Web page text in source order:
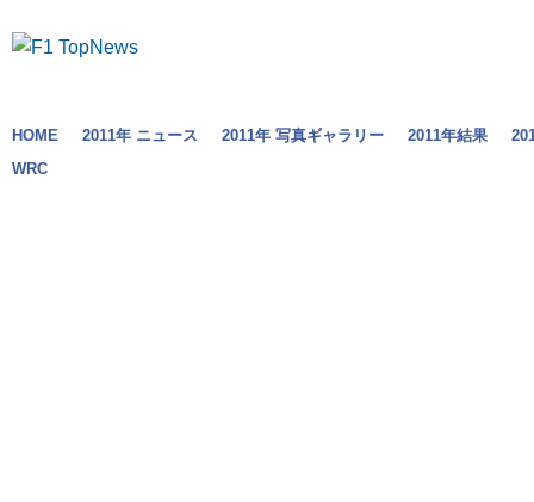
HOME 2011年 ニュース 2011年 写真ギャラリー 2011年結果
WRC